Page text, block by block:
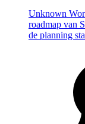
Unknown
roadmap van
de planning